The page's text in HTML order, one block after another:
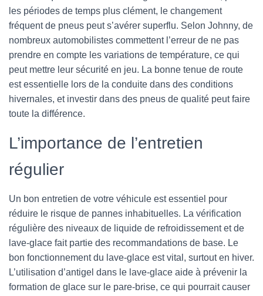
les périodes de temps plus clément, le changement
fréquent de pneus peut s’avérer superflu. Selon Johnny, de
nombreux automobilistes commettent l’erreur de ne pas
prendre en compte les variations de température, ce qui
peut mettre leur sécurité en jeu. La bonne tenue de route
est essentielle lors de la conduite dans des conditions
hivernales, et investir dans des pneus de qualité peut faire
toute la différence.
L’importance de l’entretien
régulier
Un bon entretien de votre véhicule est essentiel pour
réduire le risque de pannes inhabituelles. La vérification
régulière des niveaux de liquide de refroidissement et de
lave-glace fait partie des recommandations de base. Le
bon fonctionnement du lave-glace est vital, surtout en hiver.
L’utilisation d’antigel dans le lave-glace aide à prévenir la
formation de glace sur le pare-brise, ce qui pourrait causer